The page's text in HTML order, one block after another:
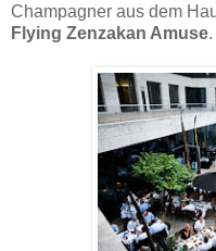
Champagner aus dem
Flying Zenzakan Amuse.